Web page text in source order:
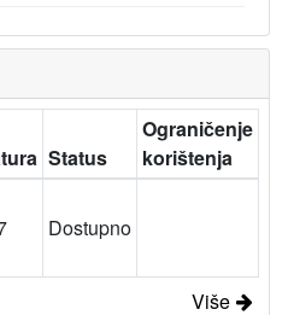
Status
Ograničenje
korištenja
Dostupno
Više